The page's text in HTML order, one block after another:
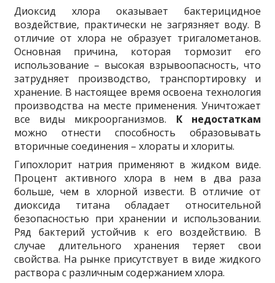
Диоксид хлора оказывает бактерицидное
воздействие, практически не загрязняет воду. В
отличие от хлора не образует тригалометанов.
Основная причина, которая тормозит его
использование – высокая взрывоопасность, что
затрудняет производство, транспортировку и
хранение. В настоящее время освоена технология
производства на месте применения. Уничтожает
все виды микроорганизмов. К недостаткам
можно отнести способность образовывать
вторичные соединения – хлораты и хлориты.
Гипохлорит натрия применяют в жидком виде.
Процент активного хлора в нем в два раза
больше, чем в хлорной извести. В отличие от
диоксида титана обладает относительной
безопасностью при хранении и использовании.
Ряд бактерий устойчив к его воздействию. В
случае длительного хранения теряет свои
свойства. На рынке присутствует в виде жидкого
раствора с различным содержанием хлора.